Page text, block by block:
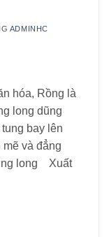
ADMINHC
hóa, Rồng là
long dũng
bay lên
và đẳng
long Xuất